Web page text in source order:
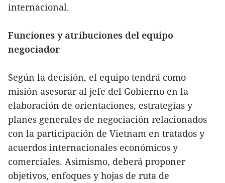
internacional.
Funciones y atribuciones del equipo
negociador
Según la decisión, el equipo tendrá como
misión asesorar al jefe del Gobierno en la
elaboración de orientaciones, estrategias y
planes generales de negociación relacionados
con la participación de Vietnam en tratados y
acuerdos internacionales económicos y
comerciales. Asimismo, deberá proponer
objetivos, enfoques y hojas de ruta de